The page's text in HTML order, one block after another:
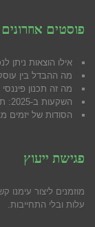
פוסטים אחרונים
אילו הוצאות ניתן
מה ההבדל בין
מה זה תכנון
השקעות ב-2025: תחומים חמים שכדאי לעקוב אחריהם
הסודות של יזמים
פגישת ייעוץ
מוזמנים ליצור
עלות ובלי התחייבות.